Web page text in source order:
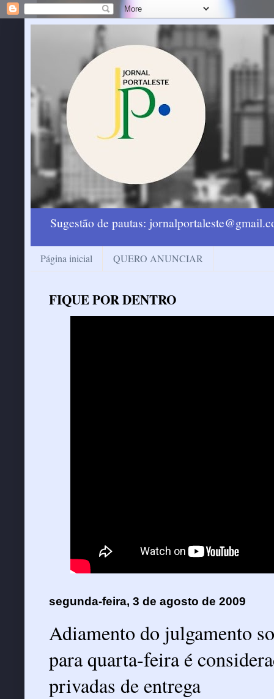
Sugestão de pautas:
Página inicial QUERO ANUNCIAR
FIQUE POR DENTRO
segunda-feira, 3 de agosto de 2009
Adiamento do julgamento
para quarta-feira é
privadas de entrega